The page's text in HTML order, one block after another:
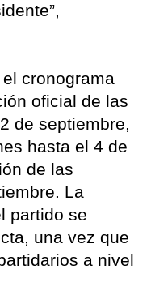
cronograma
oficial de las
de septiembre,
hasta el 4 de
de las
La
partido se
una vez que
a nivel